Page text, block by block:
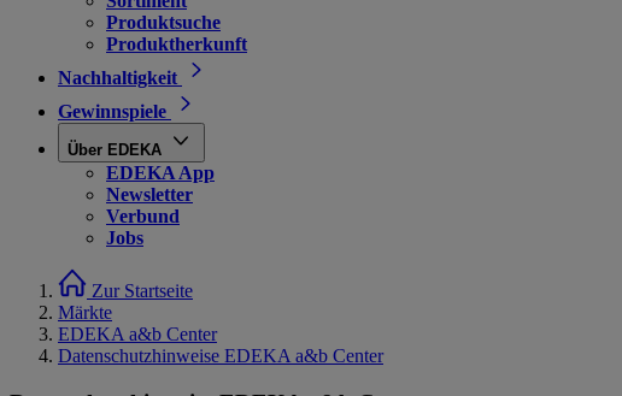
Produktsuche
Produktherkunft
Nachhaltigkeit
Gewinnspiele
Über EDEKA
EDEKA App
Newsletter
Verbund
Jobs
Zur Startseite
Märkte
EDEKA a&b Center
Datenschutzhinweise EDEKA a&b Center